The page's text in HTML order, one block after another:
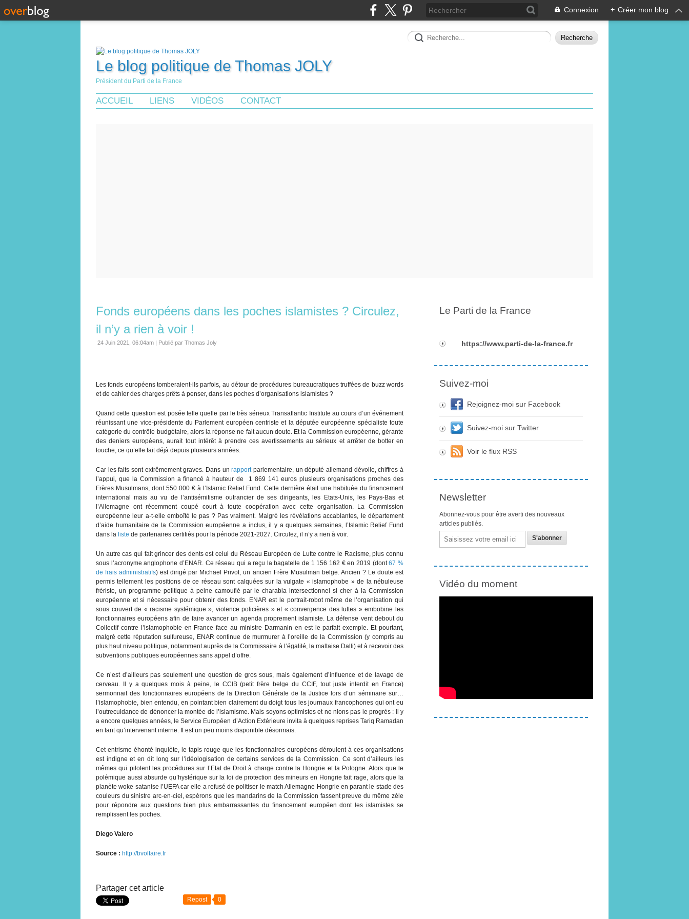
Connexion + Créer mon blog
Le blog politique de Thomas JOLY
Président du Parti de la France
ACCUEIL LIENS VIDÉOS CONTACT
Fonds européens dans les poches islamistes ? Circulez,
il n’y a rien à voir !
24 Juin 2021, 06:04am | Publié par Thomas Joly
Les fonds européens tomberaient-ils parfois, au détour de procédures bureaucratiques truffées de buzz words
et de cahier des charges prêts à penser, dans les poches d’organisations islamistes ?
Quand cette question est posée telle quelle par le très sérieux Transatlantic Institute au cours d’un événement
réunissant une vice-présidente du Parlement européen centriste et la députée européenne spécialiste toute
catégorie du contrôle budgétaire, alors la réponse ne fait aucun doute. Et la Commission européenne, gérante
des deniers européens, aurait tout intérêt à prendre ces avertissements au sérieux et arrêter de botter en
touche, ce qu’elle fait déjà depuis plusieurs années.
Car les faits sont extrêmement graves. Dans unrapportparlementaire, un député allemand dévoile, chiffres à
l’appui, que la Commission a financé à hauteur de 1 869 141 euros plusieurs organisations proches des
Frères Musulmans, dont 550 000 € à l’Islamic Relief Fund. Cette dernière était une habituée du financement
international mais au vu de l’antisémitisme outrancier de ses dirigeants, les Etats-Unis, les Pays-Bas et
l’Allemagne ont récemment coupé court à toute coopération avec cette organisation. La Commission
européenne leur a-t-elle emboîté le pas ? Pas vraiment. Malgré les révélations accablantes, le département
d’aide humanitaire de la Commission européenne a inclus, il y a quelques semaines, l’Islamic Relief Fund
dans la liste de partenaires certifiés pour la période 2021-2027. Circulez, il n’y a rien à voir.
Un autre cas qui fait grincer des dents est celui du Réseau Européen de Lutte contre le Racisme, plus connu
sous l’acronyme anglophone d’ENAR. Ce réseau qui a reçu la bagatelle de 1 156 162 € en 2019 (dont67 %
de frais administratifs) est dirigé par Michael Privot, un ancien Frère Musulman belge. Ancien ? Le doute est
permis tellement les positions de ce réseau sont calquées sur la vulgate « islamophobe » de la nébuleuse
frériste, un programme politique à peine camouflé par le charabia intersectionnel si cher à la Commission
européenne et si nécessaire pour obtenir des fonds. ENAR est le portrait-robot même de l’organisation qui
sous couvert de « racisme systémique », violence policières » et « convergence des luttes » embobine les
fonctionnaires européens afin de faire avancer un agenda proprement islamiste. La défense vent debout du
Collectif contre l’islamophobie en France face au ministre Darmanin en est le parfait exemple. Et pourtant,
malgré cette réputation sulfureuse, ENAR continue de murmurer à l’oreille de la Commission (y compris au
plus haut niveau politique, notamment auprès de la Commissaire à l’égalité, la maltaise Dalli) et à recevoir des
subventions publiques européennes sans appel d’offre.
Ce n’est d’ailleurs pas seulement une question de gros sous, mais également d’influence et de lavage de
cerveau. Il y a quelques mois à peine, le CCIB (petit frère belge du CCIF, tout juste interdit en France)
sermonnait des fonctionnaires européens de la Direction Générale de la Justice lors d’un séminaire sur…
l’islamophobie, bien entendu, en pointant bien clairement du doigt tous les journaux francophones qui ont eu
l’outrecuidance de dénoncer la montée de l’islamisme. Mais soyons optimistes et ne nions pas le progrès : il y
a encore quelques années, le Service Européen d’Action Extérieure invita à quelques reprises Tariq Ramadan
en tant qu’intervenant interne. Il est un peu moins disponible désormais.
Cet entrisme éhonté inquiète, le tapis rouge que les fonctionnaires européens déroulent à ces organisations
est indigne et en dit long sur l’idéologisation de certains services de la Commission. Ce sont d’ailleurs les
mêmes qui pilotent les procédures sur l’Etat de Droit à charge contre la Hongrie et la Pologne. Alors que le
polémique aussi absurde qu’hystérique sur la loi de protection des mineurs en Hongrie fait rage, alors que la
planète woke satanise l’UEFA car elle a refusé de politiser le match Allemagne Hongrie en parant le stade des
couleurs du sinistre arc-en-ciel, espérons que les mandarins de la Commission fassent preuve du même zèle
pour répondre aux questions bien plus embarrassantes du financement européen dont les islamistes se
remplissent les poches.
Diego Valero
Source : http://bvoltaire.fr
Partager cet article
Repost 0
Le Parti de la France
https://www.parti-de-la-france.fr
Suivez-moi
Rejoignez-moi sur Facebook
Suivez-moi sur Twitter
Voir le flux RSS
Newsletter
Abonnez-vous pour être averti des nouveaux
articles publiés.
Email
Vidéo du moment